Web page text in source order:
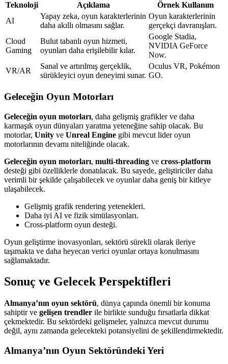
Teknoloji Açıklama
Örnek Kullanım
AI
Yapay zeka, oyun karakterlerinin
daha akıllı olmasını sağlar.
Oyun karakterlerinin
gerçekçi davranışları.
Cloud
Gaming
Bulut tabanlı oyun hizmeti,
oyunları daha erişilebilir kılar.
Google Stadia,
NVIDIA GeForce
Now.
VR/AR
Sanal ve artırılmış gerçeklik,
sürükleyici oyun deneyimi sunar.
Oculus VR, Pokémon
GO.
Geleceğin Oyun Motorları
Geleceğin oyun motorları, daha gelişmiş grafikler ve daha
karmaşık oyun dünyaları yaratma yeteneğine sahip olacak. Bu
motorlar, Unity ve Unreal Engine gibi mevcut lider oyun
motorlarının devamı niteliğinde olacak.
Geleceğin oyun motorları, multi-threading ve cross-platform
desteği gibi özelliklerle donatılacak. Bu sayede, geliştiriciler daha
verimli bir şekilde çalışabilecek ve oyunlar daha geniş bir kitleye
ulaşabilecek.
Gelişmiş grafik rendering yetenekleri.
Daha iyi AI ve fizik simülasyonları.
Cross-platform oyun desteği.
Oyun geliştirme inovasyonları, sektörü sürekli olarak ileriye
taşımakta ve daha heyecan verici oyunlar ortaya konulmasını
sağlamaktadır.
Sonuç ve Gelecek Perspektifleri
Almanya’nın oyun sektörü, dünya çapında önemli bir konuma
sahiptir ve gelişen trendler ile birlikte sunduğu fırsatlarla dikkat
çekmektedir. Bu sektördeki gelişmeler, yalnızca mevcut durumu
değil, aynı zamanda gelecekteki potansiyelini de şekillendirmektedir.
Almanya’nın Oyun Sektöründeki Yeri